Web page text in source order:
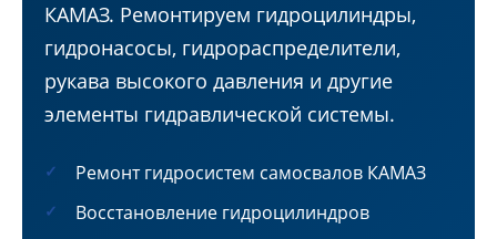
КАМАЗ. Ремонтируем гидроцилиндры,
гидронасосы, гидрораспределители,
рукава высокого давления и другие
элементы гидравлической системы.
Ремонт гидросистем самосвалов КАМАЗ
Восстановление гидроцилиндров